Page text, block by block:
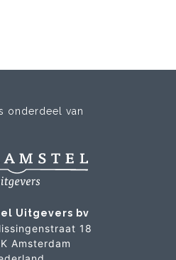
onderdeel van
Uitgevers bv
18
Amsterdam